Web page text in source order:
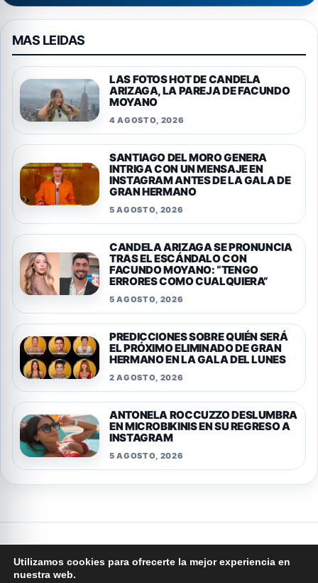
MAS LEIDAS
LAS FOTOS HOT DE CANDELA
ARIZAGA, LA PAREJA DE FACUNDO
MOYANO
4 AGOSTO, 2026
SANTIAGO DEL MORO GENERA
INTRIGA CON UN MENSAJE EN
INSTAGRAM ANTES DE LA GALA DE
GRAN HERMANO
5 AGOSTO, 2026
CANDELA ARIZAGA SE PRONUNCIA
TRAS EL ESCÁNDALO CON
FACUNDO MOYANO: “TENGO
ERRORES COMO CUALQUIERA”
5 AGOSTO, 2026
PREDICCIONES SOBRE QUIÉN SERÁ
EL PRÓXIMO ELIMINADO DE GRAN
HERMANO EN LA GALA DEL LUNES
2 AGOSTO, 2026
ANTONELA ROCCUZZO DESLUMBRA
EN MICROBIKINIS EN SU REGRESO A
INSTAGRAM
5 AGOSTO, 2026
PrivacidadCookiesTerminos y condicionesAviso legal
Quienes somosPolitica editorialContacto
Utilizamos cookies para ofrecerte la mejor experiencia en
nuestra web.